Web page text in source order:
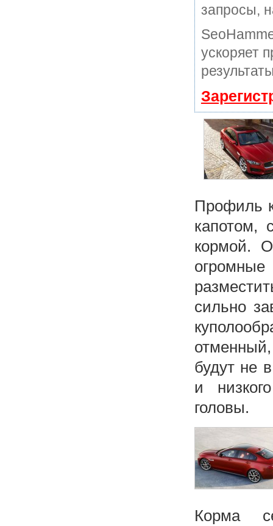
запросы,
ускоряет
Профиль
капотом,
кормой.
сильно
будут не
и
головы.
Корма